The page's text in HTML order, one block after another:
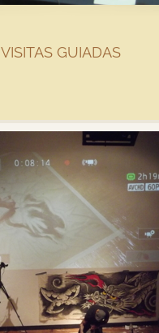
VISITAS GUIADAS